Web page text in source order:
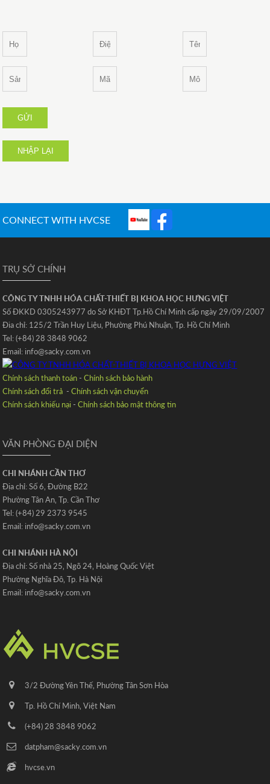
GỬI
NHẬP LẠI
CONNECT WITH HVCSE
TRỤ SỞ CHÍNH
CÔNG TY TNHH HÓA CHẤT-THIẾT BỊ KHOA HỌC HƯNG VIỆT
Số ĐKKD 0305243977 do Sở KHĐT Tp.Hồ Chí Minh cấp ngày 29/09/2007
Đia chỉ: 125/2 Trần Huy Liệu‚ Phường Phú Nhuận‚ Tp. Hồ Chí Minh
Tel: (+84) 28 3848 9062
Email: info@sacky.com.vn
Chính sách thanh toán-Chính sách bảo hành
Chính sách đổi trả -Chính sách vận chuyển
Chính sách khiếu nại-Chính sách bảo mật thông tin
VĂN PHÒNG ĐẠI DIỆN
CHI NHÁNH CẦN THƠ
Địa chỉ: Số 6‚ Đường B22
Phường Tân An‚ Tp. Cần Thơ
Tel: (+84) 29 2373 9545
Email: info@sacky.com.vn
CHI NHÁNH HÀ NỘI
Địa chỉ: Số nhà 25‚ Ngõ 24‚ Hoàng Quốc Việt
Phường Nghĩa Đô‚ Tp. Hà Nội
Email: info@sacky.com.vn
3/2 Đường Yên Thế‚ Phường Tân Sơn Hòa
Tp. Hồ Chí Minh‚ Việt Nam
(+84) 28 3848 9062
datpham@sacky.com.vn
hvcse.vn